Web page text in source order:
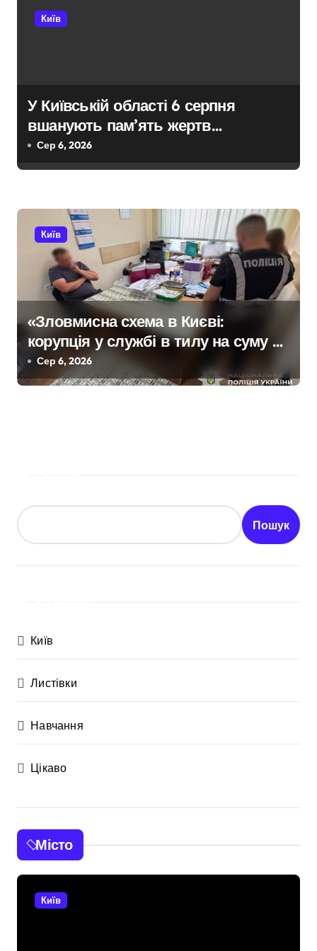
Київ
У Київській області 6 серпня
вшанують пам’ять жертв
російської агресії
Сер 6, 2026
Київ
«Зловмисна схема в Києві:
корупція у службі в тилу на суму 26
тисяч доларів»
Сер 6, 2026
Пошук
Київ
Листівки
Навчання
Цікаво
Місто
Київ